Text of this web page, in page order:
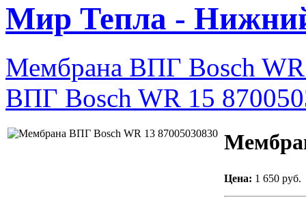
Мир Тепла -
Мембрана ВПГ Bosch
ВПГ Bosch WR 15
Цена: 1 650 руб.